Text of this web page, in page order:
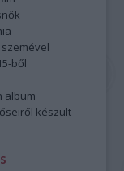
ből
album
készült